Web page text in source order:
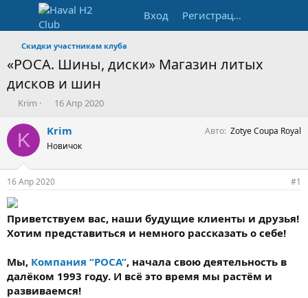
Вход Регистрация
Скидки участникам клуба
«РОСА. Шины, диски» Магазин литых
дисков и шин
А
т
о
т
е
м
ы
Krim
Д
т
н
ч
а
16 Апр 2020
K Krim
Новичок
Авто Zotye Coupa Royal
16 Апр 2020 #1
Приветствуем вас, наши будущие клиенты и друзья!
Хотим представиться и немного рассказать о себе!
Мы, Компания “РОСА”, начала свою деятельность в
далёком 1993 году. И всё это время мы растём и
развиваемся!